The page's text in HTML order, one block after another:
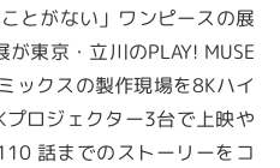
とがない」ワンピースの展
が東京・⽴川のPLAY! MUSE
ックスの製作現場を8Kハイ
ロジェクター3台で上映や
話までのストーリーをコ